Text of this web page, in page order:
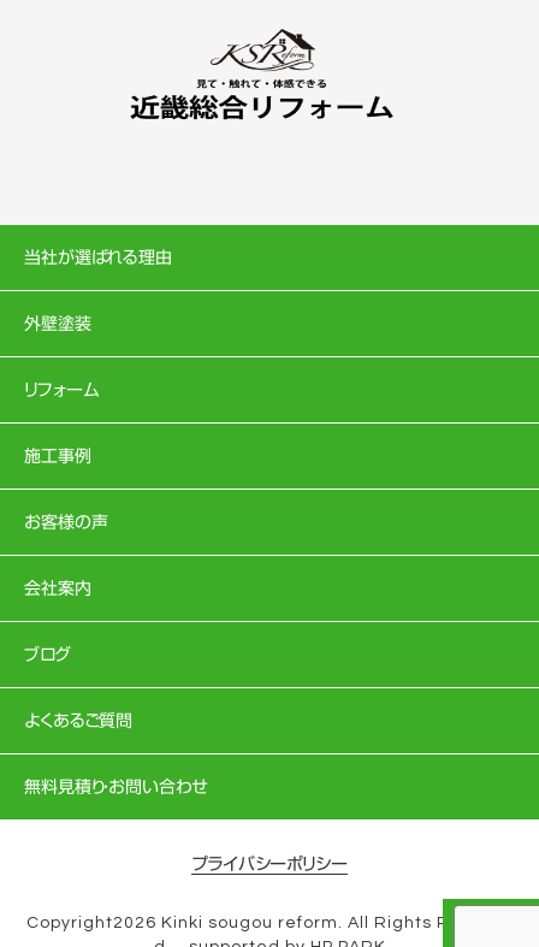
当社が選ばれる理由
外壁塗装
リフォーム
施工事例
お客様の声
会社案内
ブログ
よくあるご質問
無料見積り・お問い合わせ
プライバシーポリシー
Copyright2026 Kinki sougou reform. All Rights Reserve